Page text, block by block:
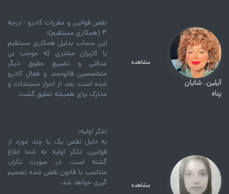
آیلین. شایان
پناه
مشاهده
نقض قوانین و مقررات کادرو - درجه
۴ (همکاری مستقیم):
این حساب بدلیل همکاری مستقیم
با کاربران مشتری که موجب بی
عدالتی و تضییع حقوق دیگر
متخصصین قانونمند و فعال کادرو
شده است، بعد از احراز مستندات و
مدارک برای همیشه تعلیق گشت.
مشاهده
تذکر اولیه:
به دلیل نقض یک یا چند مورد از
قوانین، تذکر اولیه به شما ابلاغ
گشته است. در صورت تکرار،
متناسب با قانون نقض شده تصمیم
گیری خواهد شد.